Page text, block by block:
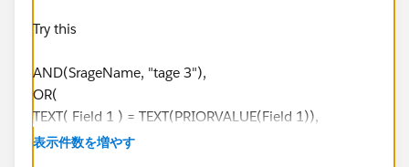
Try this
AND(SrageName, "tage 3"),
OR(
TEXT( Field 1 ) = TEXT(PRIORVALUE(Field 1)),
Field 2 = PRIORVALUE(Field 2),
表示件数を増やす